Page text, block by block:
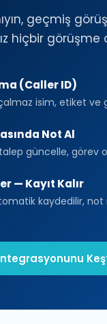
geçmiş
hiçbir görüşme
(Caller ID)
isim, etiket ve
Not Al
güncelle, görev
— Kayıt Kalır
kaydedilir, not